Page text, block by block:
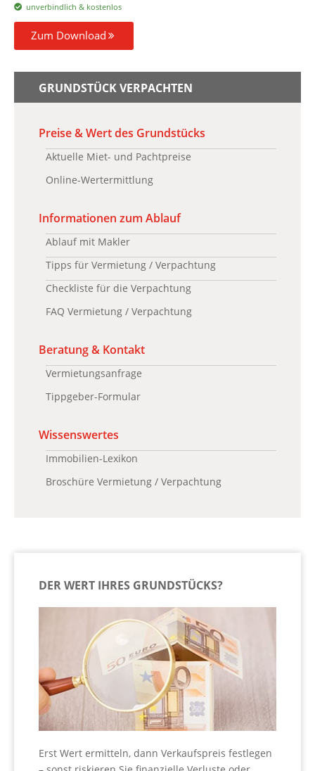
unverbindlich & kostenlos
Zum Download
GRUNDSTÜCK VERPACHTEN
Preise & Wert des Grundstücks
Aktuelle Miet- und Pachtpreise
Online-Wertermittlung
Informationen zum Ablauf
Ablauf mit Makler
Tipps für Vermietung / Verpachtung
Checkliste für die Verpachtung
FAQ Vermietung / Verpachtung
Beratung & Kontakt
Vermietungsanfrage
Tippgeber-Formular
Wissenswertes
Immobilien-Lexikon
Broschüre Vermietung / Verpachtung
DER WERT IHRES GRUNDSTÜCKS?
Erst Wert ermitteln, dann Verkaufspreis festlegen